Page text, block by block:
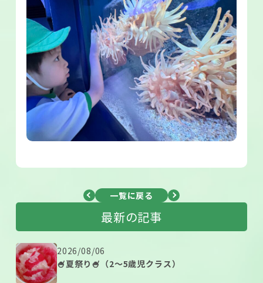
一覧に戻る
最新の記事
2026/08/06
🍧夏祭り🍧（2～5歳児クラス）